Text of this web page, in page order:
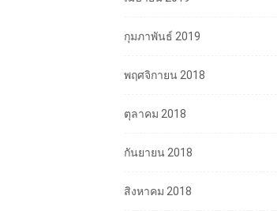
กุมภาพันธ์ 2019
พฤศจิกายน 2018
ตุลาคม 2018
กันยายน 2018
สิงหาคม 2018